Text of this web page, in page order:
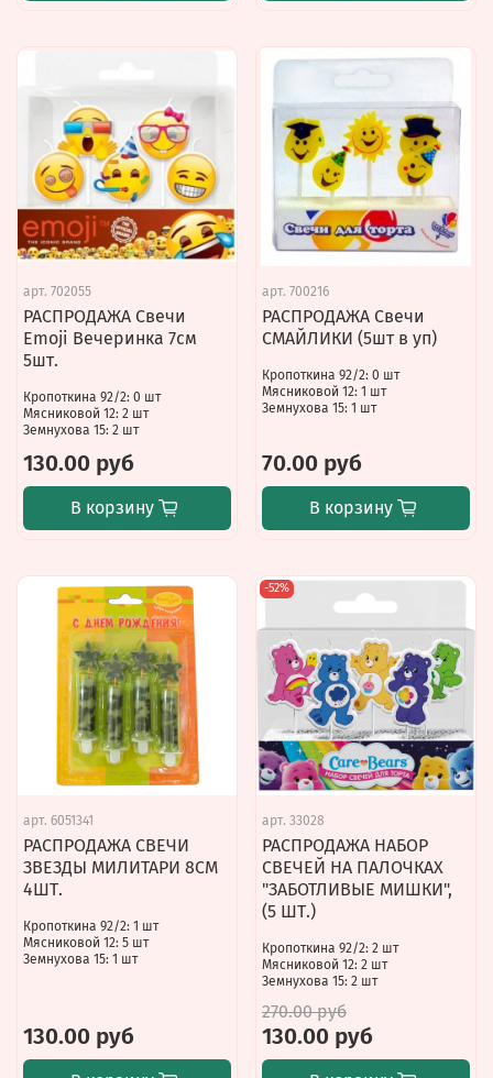
арт. 702055
РАСПРОДАЖА Свечи
Emoji Вечеринка 7см
5шт.
Кропоткина 92/2: 0 шт
Мясниковой 12: 2 шт
Земнухова 15: 2 шт
130.00 руб
В корзину
арт. 700216
РАСПРОДАЖА Свечи
СМАЙЛИКИ (5шт в уп)
Кропоткина 92/2: 0 шт
Мясниковой 12: 1 шт
Земнухова 15: 1 шт
70.00 руб
В корзину
арт. 6051341
РАСПРОДАЖА СВЕЧИ
ЗВЕЗДЫ МИЛИТАРИ 8СМ
4ШТ.
Кропоткина 92/2: 1 шт
Мясниковой 12: 5 шт
Земнухова 15: 1 шт
130.00 руб
-52%
арт. 33028
РАСПРОДАЖА НАБОР
СВЕЧЕЙ НА ПАЛОЧКАХ
"ЗАБОТЛИВЫЕ МИШКИ",
(5 ШТ.)
Кропоткина 92/2: 2 шт
Мясниковой 12: 2 шт
Земнухова 15: 2 шт
270.00 руб
130.00 руб